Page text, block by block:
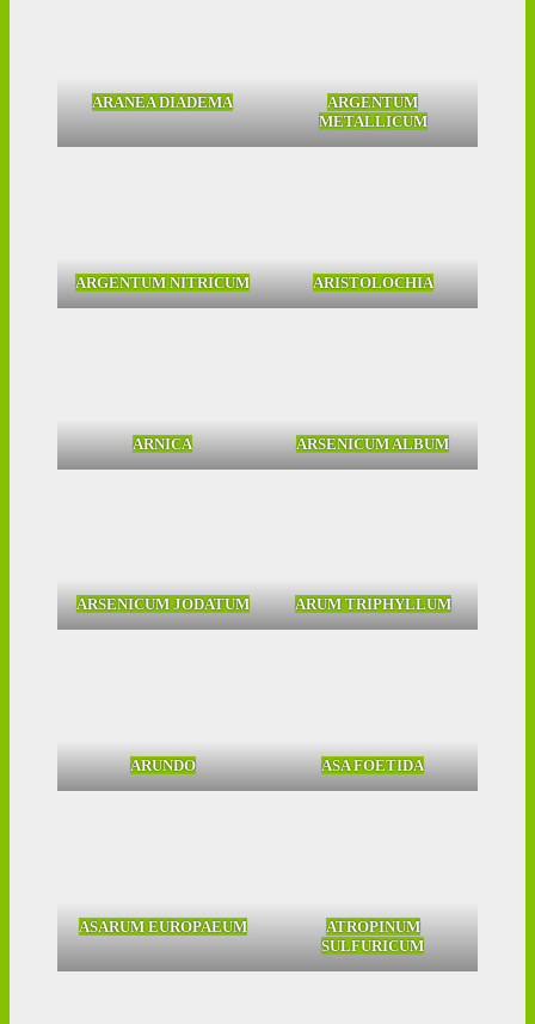
ARANEA DIADEMA
ARGENTUM
METALLICUM
ARGENTUM NITRICUM ARISTOLOCHIA
ARNICA ARSENICUM ALBUM
ARSENICUM JODATUM ARUM TRIPHYLLUM
ARUNDO ASA FOETIDA
ASARUM EUROPAEUM
ATROPINUM
SULFURICUM